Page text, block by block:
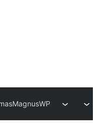
MagnusWP